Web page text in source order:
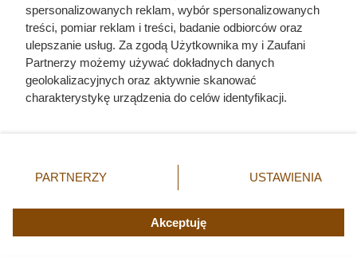
Odpowiedź zaskakuje
spersonalizowanych reklam, wybór spersonalizowanych
treści, pomiar reklam i treści, badanie odbiorców oraz
ulepszanie usług. Za zgodą Użytkownika my i Zaufani
Partnerzy możemy używać dokładnych danych
geolokalizacyjnych oraz aktywnie skanować
charakterystykę urządzenia do celów identyfikacji.
zmienić/wycofać klikając przycisk ustawień prywatności
znajdujący się w lewym dolnym rogu strony. Niektóre
użytkownika, ale masz prawo sprzeciwić się takiemu
przetwarzaniu. Preferencje będą miały zastosowania tylko
PARTNERZY USTAWIENIA
Akceptuję